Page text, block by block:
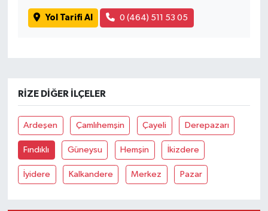
Yol Tarifi Al 0 (464) 511 53 05
RIZE DIĞER İLÇELER
Ardeşen Çamlıhemşin Çayeli Derepazarı
Fındıklı Güneysu Hemşin İkizdere
İyidere Kalkandere Merkez Pazar